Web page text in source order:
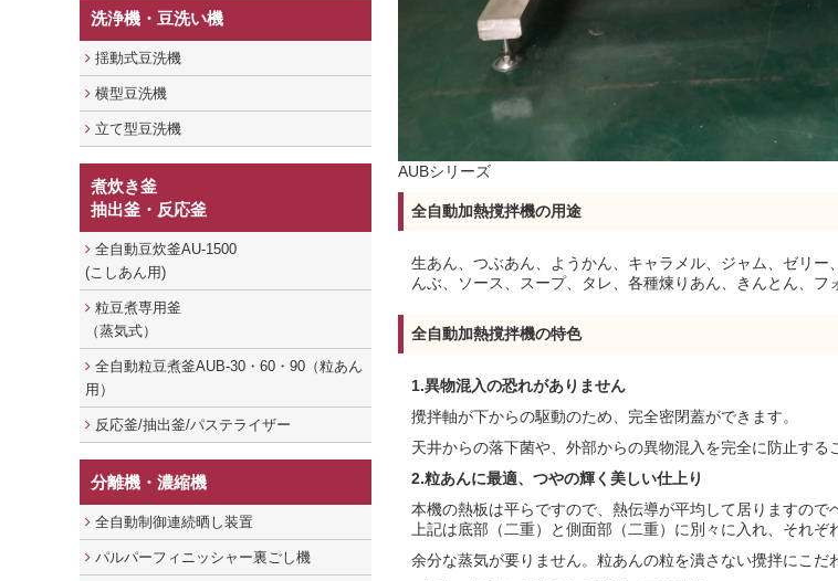
洗浄機・豆洗い機
揺動式豆洗機
横型豆洗機
立て型豆洗機
煮炊き釜
抽出釜・反応釜
全自動豆炊釜AU-1500
(こしあん用)
粒豆煮専用釜
（蒸気式）
全自動粒豆煮釜AUB-30・60・90（粒あん
用）
反応釜/抽出釜/パステライザー
分離機・濃縮機
全自動制御連続晒し装置
パルパーフィニッシャー裏ごし機
AUBシリーズ
全自動加熱撹拌機の用途
生あん、つぶあん、ようかん、キャラメル、ジャム、ゼリ
んぶ、ソース、スープ、タレ、各種煉りあん、きんとん、
全自動加熱撹拌機の特色
1.異物混入の恐れがありません
攪拌軸が下からの駆動のため、完全密閉蓋ができます。
天井からの落下菌や、外部からの異物混入を完全に防止する
2.粒あんに最適、つやの輝く美しい仕上り
本機の熱板は平らですので、熱伝導が平均して居りますので
上記は底部（二重）と側面部（二重）に別々に入れ、それ
余分な蒸気が要りません。粒あんの粒を潰さない攪拌にこだ